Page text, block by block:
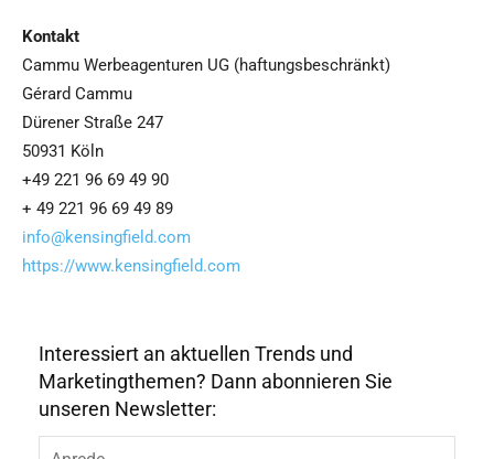
Kontakt
Cammu Werbeagenturen UG (haftungsbeschränkt)
Gérard Cammu
Dürener Straße 247
50931 Köln
+49 221 96 69 49 90
+ 49 221 96 69 49 89
info@kensingfield.com
https://www.kensingfield.com
Interessiert an aktuellen Trends und
Marketingthemen? Dann abonnieren Sie
unseren Newsletter: